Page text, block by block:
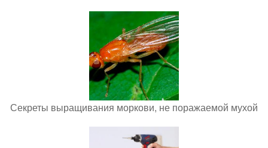
Секреты выращивания моркови, не поражаемой мухой